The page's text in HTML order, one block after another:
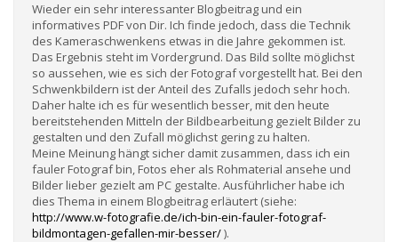
Wieder ein sehr interessanter Blogbeitrag und ein
informatives PDF von Dir. Ich finde jedoch, dass die Technik
des Kameraschwenkens etwas in die Jahre gekommen ist.
Das Ergebnis steht im Vordergrund. Das Bild sollte möglichst
so aussehen, wie es sich der Fotograf vorgestellt hat. Bei den
Schwenkbildern ist der Anteil des Zufalls jedoch sehr hoch.
Daher halte ich es für wesentlich besser, mit den heute
bereitstehenden Mitteln der Bildbearbeitung gezielt Bilder zu
gestalten und den Zufall möglichst gering zu halten.
Meine Meinung hängt sicher damit zusammen, dass ich ein
fauler Fotograf bin, Fotos eher als Rohmaterial ansehe und
Bilder lieber gezielt am PC gestalte. Ausführlicher habe ich
dies Thema in einem Blogbeitrag erläutert (siehe:
http://www.w-fotografie.de/ich-bin-ein-fauler-fotograf-
bildmontagen-gefallen-mir-besser/).